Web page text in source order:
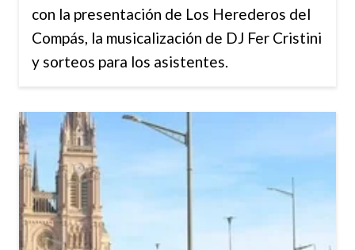
con la presentación de Los Herederos del
Compás, la musicalización de DJ Fer Cristini
y sorteos para los asistentes.